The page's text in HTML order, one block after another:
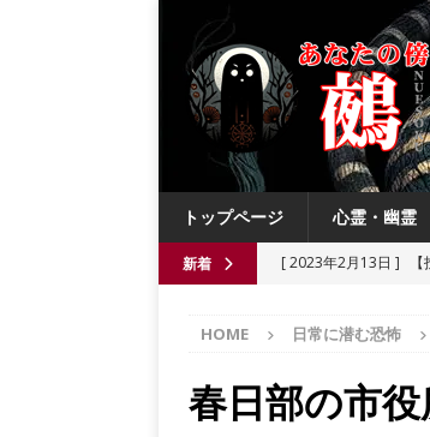
トップページ 心霊・幽霊
新着 [ 2023年2月13日 ]
[ 2021年6月13日 ]
[ 2021年6月13日 ] ニ
[ 2023年4月4日 ] 【
HOME 日常に潜む恐怖
春日部の市